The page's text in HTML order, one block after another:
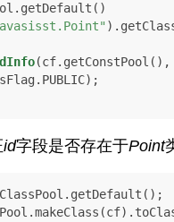
id字段是否存在于Point